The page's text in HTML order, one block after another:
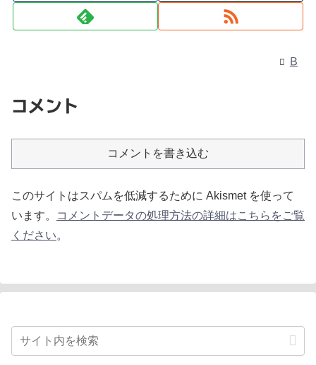
B
コメント
コメントを書き込む
このサイトはスパムを低減するために Akismet を使って
います。
コメントデータの処理方法の詳細はこちらをご覧
ください。